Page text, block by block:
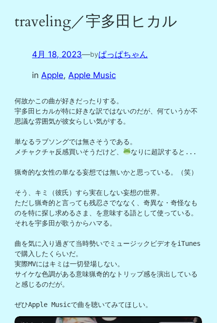
traveling／宇多田ヒカル
4月 18, 2023—byぱっぱちゃん
inApple, Apple Music
何故かこの曲が好きだったりする。
宇多田ヒカルが特に好きな訳ではないのだが、何ていうか不
思議な雰囲気が彼女らしい気がする。
単なるラブソングでは無さそうである。
メチャクチャ反感買いそうだけど、
なりに超訳すると...
猟奇的な女性の単なる妄想では無いかと思っている。（笑）
そう、キミ（彼氏）すら実在しない妄想の世界。
ただし猟奇的と言っても残忍さでななく、奇異な・奇怪なも
のを特に探し求めるさま、を意味する語として使っている。
それを宇多田が歌うからハマる。
曲を気に入り過ぎて当時勢いでミュージックビデオをiTunes
で購入したくらいだ。
実際MVにはキミは一切登場しない。
サイケな色調がある意味猟奇的なトリップ感を演出している
と感じるのだが。
ぜひApple Musicで曲を聴いてみてほしい。